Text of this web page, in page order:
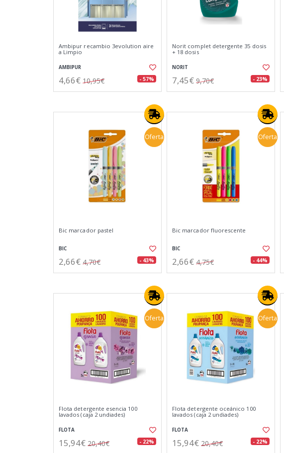
Ambipur recambio 3evolution aire
a Limpio
AMBIPUR
4,66€ 10,95€ - 57%
Norit complet detergente 35 dosis
+ 18 dosis
NORIT
7,45€ 9,70€ - 23%
Oferta
Bic marcador pastel
BIC
2,66€ 4,70€ - 43%
Oferta
Bic marcador fluorescente
BIC
2,66€ 4,75€ - 44%
Oferta
Flota detergente esencia 100
lavados (caja 2 undiades)
FLOTA
15,94€ 20,40€ - 22%
Oferta
Flota detergente oceánico 100
lavados (caja 2 undiades)
FLOTA
15,94€ 20,40€ - 22%